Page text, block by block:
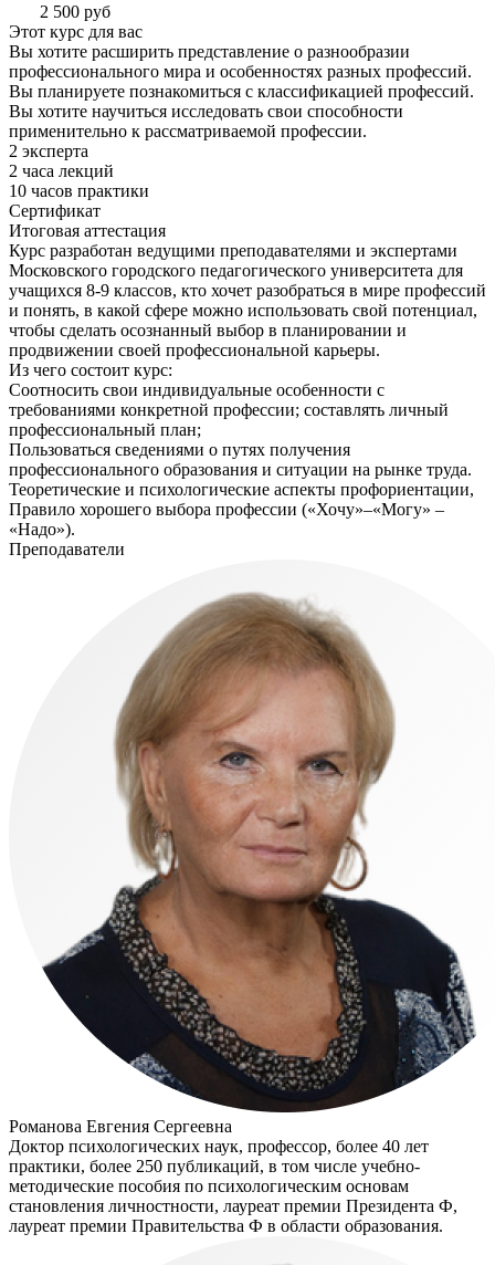
2 500 руб
Этот курс для вас
Вы хотите расширить представление о разнообразии
профессионального мира и особенностях разных профессий.
Вы планируете познакомиться с классификацией профессий.
Вы хотите научиться исследовать свои способности
применительно к рассматриваемой профессии.
2 эксперта
2 часа лекций
10 часов практики
Сертификат
Итоговая аттестация
Курс разработан ведущими преподавателями и экспертами
Московского городского педагогического университета для
учащихся 8-9 классов, кто хочет разобраться в мире профессий
и понять, в какой сфере можно использовать свой потенциал,
чтобы сделать осознанный выбор в планировании и
продвижении своей профессиональной карьеры.
Из чего состоит курс:
Соотносить свои индивидуальные особенности с
требованиями конкретной профессии; составлять личный
профессиональный план;
Пользоваться сведениями о путях получения
профессионального образования и ситуации на рынке труда.
Теоретические и психологические аспекты профориентации,
Правило хорошего выбора профессии («Хочу»–«Могу» –
«Надо»).
Преподаватели
Романова Евгения Сергеевна
Доктор психологических наук, профессор, более 40 лет
практики, более 250 публикаций, в том числе учебно-
методические пособия по психологическим основам
становления личностности, лауреат премии Президента Ф,
лауреат премии Правительства Ф в области образования.